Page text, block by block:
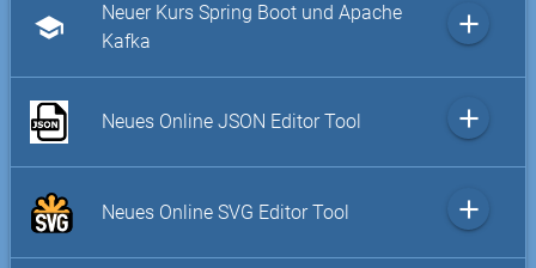
school
Neuer Kurs Spring Boot und Apache
Kafka
add
Neues Online JSON Editor Tool add
Neues Online SVG Editor Tool add